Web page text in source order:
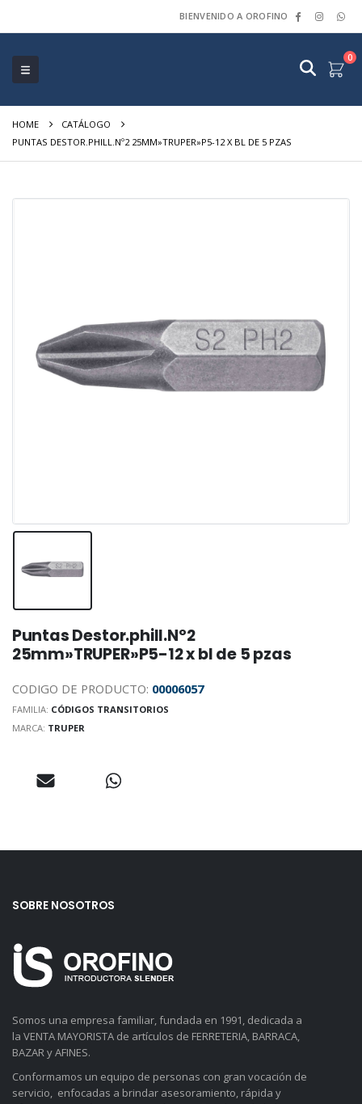
BIENVENIDO A OROFINO
0
HOME
CATÁLOGO
PUNTAS DESTOR.PHILL.Nº2 25MM»TRUPER»P5-12 X BL DE 5 PZAS
Puntas Destor.phill.Nº2
25mm»TRUPER»P5-12 x bl de 5 pzas
CODIGO DE PRODUCTO: 00006057
FAMILIA: CÓDIGOS TRANSITORIOS
MARCA: TRUPER
SOBRE NOSOTROS
Somos una empresa familiar, fundada en 1991, dedicada a
la VENTA MAYORISTA de artículos de FERRETERIA, BARRACA,
BAZAR y AFINES.
Conformamos un equipo de personas con gran vocación de
servicio, enfocadas a brindar asesoramiento, rápida y